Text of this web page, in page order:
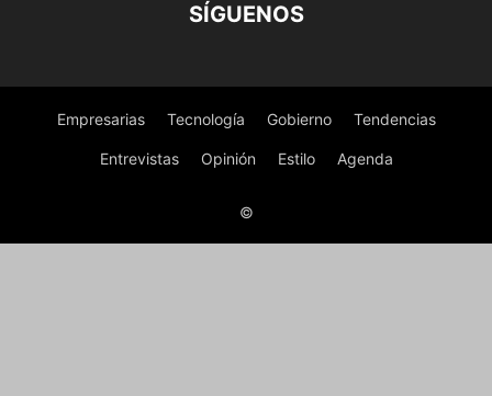
SÍGUENOS
Empresarias Tecnología Gobierno Tendencias
Entrevistas Opinión Estilo Agenda
©